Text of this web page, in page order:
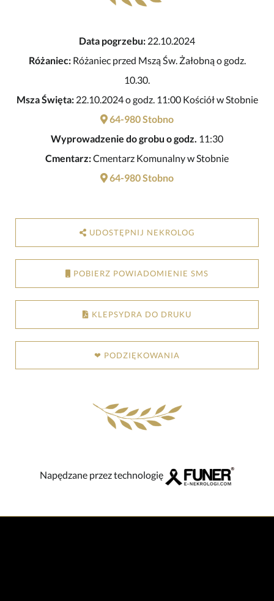
Data pogrzebu: 22.10.2024
Różaniec:Różaniec przed Mszą Św. Żałobną o godz.
10.30.
Msza Święta:22.10.2024 o godz. 11:00 Kościół w Stobnie
64-980 Stobno
Wyprowadzenie do grobu o godz. 11:30
Cmentarz:Cmentarz Komunalny w Stobnie
64-980 Stobno
UDOSTĘPNIJ NEKROLOG
POBIERZ POWIADOMIENIE SMS
KLEPSYDRA DO DRUKU
❤ PODZIĘKOWANIA
Napędzane przez technologię